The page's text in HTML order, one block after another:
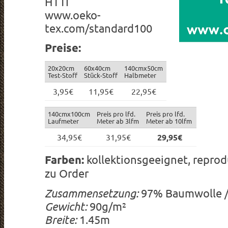
www.oeko-
tex.com/standard100
Preise:
20x20cm
Test-Stoff
60x40cm
Stück-Stoff
140cmx50cm
Halbmeter
3,95€ 11,95€ 22,95€
140cmx100cm
Laufmeter
Preis pro lfd.
Meter ab 3lfm
Preis pro lfd.
Meter ab 10lfm
34,95€ 31,95€ 29,95€
Farben: kollektionsgeeignet,
zu Order
Zusammensetzung:97% Baumwolle
Gewicht:90g/m²
Breite:1.45m